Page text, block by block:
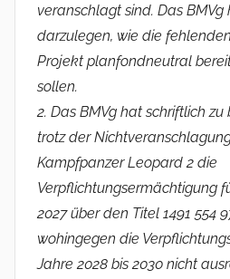
veranschlagt sind. Das BMVg
darzulegen, wie die
Projekt planfondneutral
sollen.
2. Das BMVg hat schriftlich
trotz der
Kampfpanzer Leopard 2 die
Verpflichtungsermächtigung
2027 über den Titel 1491 554
wohingegen die
Jahre 2028 bis 2030 nicht